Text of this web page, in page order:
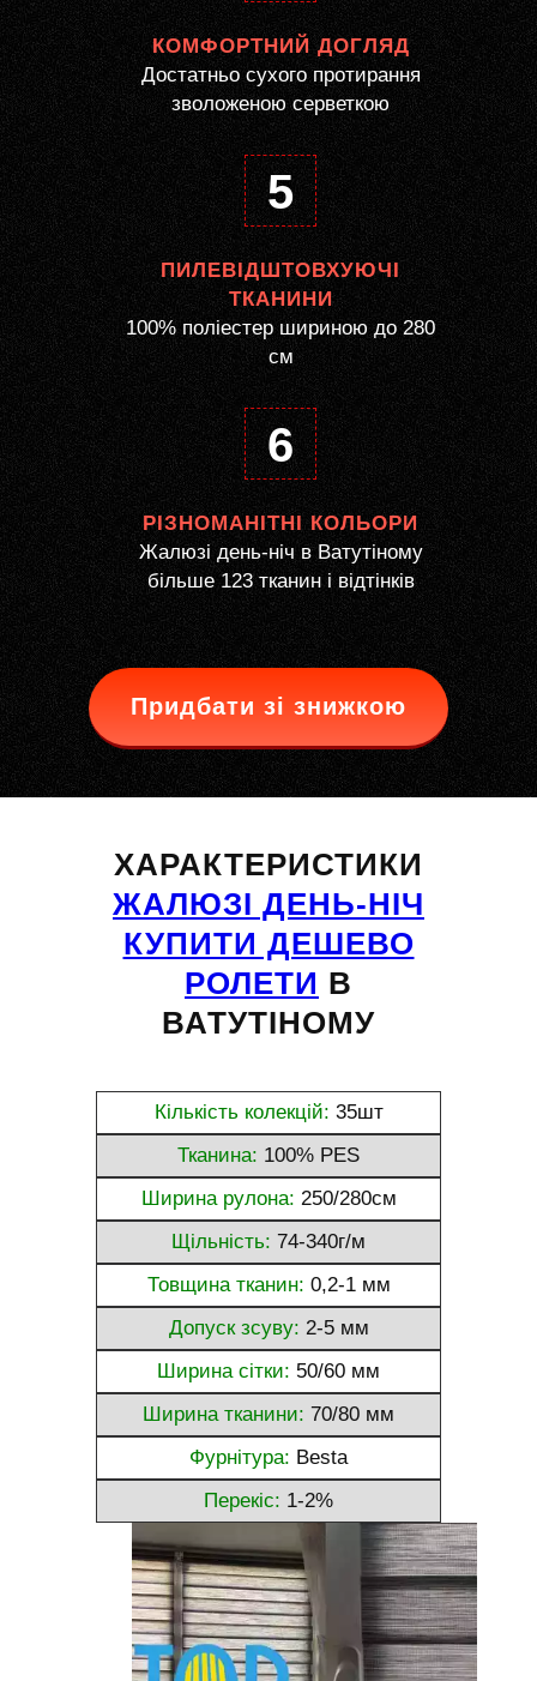
КОМФОРТНИЙ ДОГЛЯД
Достатньо сухого протирання
зволоженою серветкою
5
ПИЛЕВІДШТОВХУЮЧІ
ТКАНИНИ
100% поліестер шириною до 280
см
6
РІЗНОМАНІТНІ КОЛЬОРИ
Жалюзі день-ніч в Ватутіному
більше 123 тканин і відтінків
Придбати зі знижкою
ХАРАКТЕРИСТИКИ
ЖАЛЮЗІ ДЕНЬ-НІЧ
КУПИТИ ДЕШЕВО
РОЛЕТИ В
ВАТУТІНОМУ
Кількість колекцій: 35шт
Тканина: 100% PES
Ширина рулона: 250/280см
Щільність: 74-340г/м
Товщина тканин: 0,2-1 мм
Допуск зсуву: 2-5 мм
Ширина сітки: 50/60 мм
Ширина тканини: 70/80 мм
Фурнітура: Besta
Перекіс: 1-2%